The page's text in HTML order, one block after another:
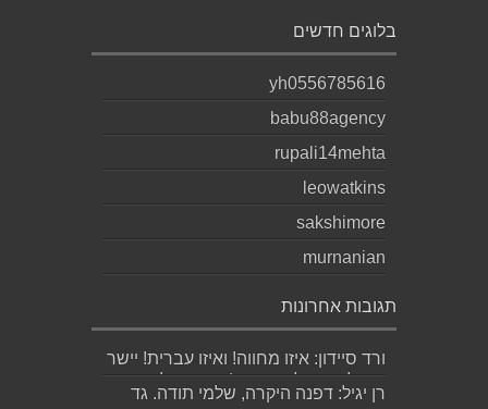
בלוגים חדשים
yh0556785616
babu88agency
rupali14mehta
leowatkins
sakshimore
murnanian
תגובות אחרונות
ורד סיידון: איזו מחווה! ואיזו עברית! יישר
כוח לכותב ולאהובתו :) שבת שלום...
רן יגיל: דפנה היקרה, שלמי תודה. גד